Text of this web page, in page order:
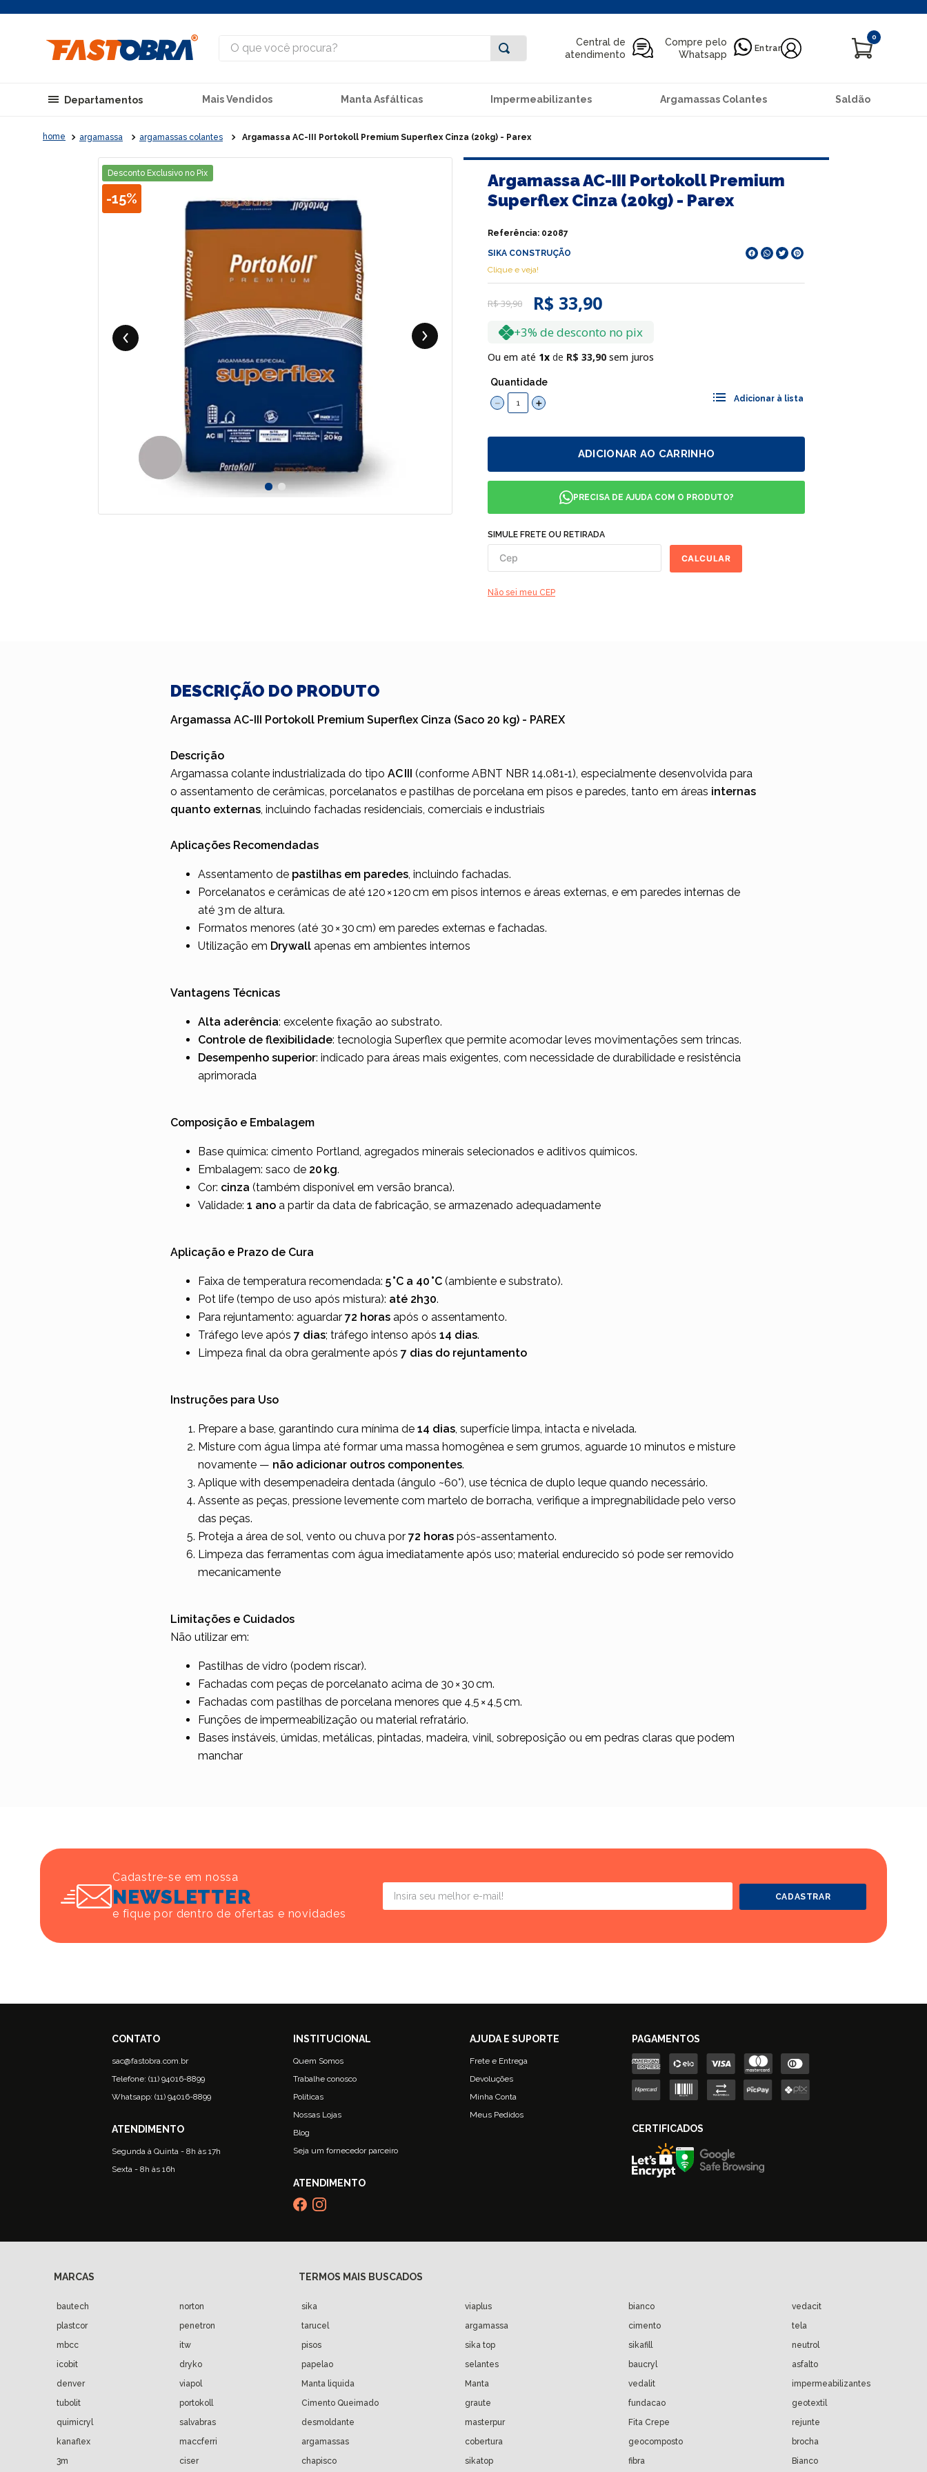
O que você procura?
Central de
atendimento
Compre pelo
Whatsapp
Entrar
0
Departamentos Mais Vendidos Manta Asfálticas Impermeabilizantes Argamassas Colantes Saldão
argamassa argamassas colantes Argamassa AC-III Portokoll Premium Superflex Cinza (20kg) - Parex
Desconto Exclusivo no Pix
-15%
Argamassa AC-III Portokoll Premium
Superflex Cinza (20kg) - Parex
Referência: 02087
SIKA CONSTRUÇÃO
Clique e veja!
R$39,90 R$ 33,90
+3% de desconto no pix
Ou em até 1 R$ 33,90 sem juros
Quantidade
＋
－
ADICIONAR AO CARRINHO
PRECISA DE AJUDA COM O PRODUTO?
SIMULE FRETE OU RETIRADA
CALCULAR
Não sei meu CEP
DESCRIÇÃO DO PRODUTO
Argamassa AC-III Portokoll Premium Superflex Cinza (Saco 20 kg) - PAREX
Descrição
Argamassa colante industrializada do tipo AC III (conforme ABNT NBR 14.081‑1), especialmente desenvolvida para
o assentamento de cerâmicas, porcelanatos e pastilhas de porcelana em pisos e paredes, tanto em áreas internas
quanto externas, incluindo fachadas residenciais, comerciais e industriais
Aplicações Recomendadas
Assentamento de pastilhas em paredes, incluindo fachadas.
Porcelanatos e cerâmicas de até 120 × 120 cm em pisos internos e áreas externas, e em paredes internas de
até 3 m de altura.
Formatos menores (até 30 × 30 cm) em paredes externas e fachadas.
Utilização em Drywall apenas em ambientes internos
Vantagens Técnicas
Alta aderência: excelente fixação ao substrato.
Controle de flexibilidade: tecnologia Superflex que permite acomodar leves movimentações sem trincas.
Desempenho superior: indicado para áreas mais exigentes, com necessidade de durabilidade e resistência
aprimorada
Composição e Embalagem
Base química: cimento Portland, agregados minerais selecionados e aditivos químicos.
Embalagem: saco de 20 kg.
Cor: cinza (também disponível em versão branca).
Validade: 1 ano a partir da data de fabricação, se armazenado adequadamente
Aplicação e Prazo de Cura
Faixa de temperatura recomendada: 5 °C a 40 °C (ambiente e substrato).
Pot life (tempo de uso após mistura): até 2h30.
Para rejuntamento: aguardar 72 horas após o assentamento.
Tráfego leve após 7 dias; tráfego intenso após 14 dias.
Limpeza final da obra geralmente após 7 dias do rejuntamento
Instruções para Uso
Prepare a base, garantindo cura mínima de 14 dias, superfície limpa, intacta e nivelada.
Misture com água limpa até formar uma massa homogênea e sem grumos, aguarde 10 minutos e misture
novamente — não adicionar outros componentes.
Aplique with desempenadeira dentada (ângulo ~60°), use técnica de duplo leque quando necessário.
Assente as peças, pressione levemente com martelo de borracha, verifique a impregnabilidade pelo verso
das peças.
Proteja a área de sol, vento ou chuva por 72 horas pós-assentamento.
Limpeza das ferramentas com água imediatamente após uso; material endurecido só pode ser removido
mecanicamente
Limitações e Cuidados
Não utilizar em:
Pastilhas de vidro (podem riscar).
Fachadas com peças de porcelanato acima de 30 × 30 cm.
Fachadas com pastilhas de porcelana menores que 4,5 × 4,5 cm.
Funções de impermeabilização ou material refratário.
Bases instáveis, úmidas, metálicas, pintadas, madeira, vinil, sobreposição ou em pedras claras que podem
manchar
Cadastre-se em nossa
NEWSLETTER
e fique por dentro de ofertas e novidades
CADASTRAR
sac@fastobra.com.br
Telefone: (11) 94016-8899
Whatsapp: (11) 94016-8899
Segunda à Quinta - 8h às 17h
Sexta - 8h às 16h
Quem Somos
Trabalhe conosco
Políticas
Nossas Lojas
Blog
Seja um fornecedor parceiro
Frete e Entrega
Devoluções
Minha Conta
Meus Pedidos
bautech
norton
plastcor
penetron
mbcc
itw
icobit
dryko
denver
viapol
tubolit
portokoll
quimicryl
salvabras
kanaflex
maccferri
3m
ciser
sika viaplus bianco
vedacit
tarucel
argamassa cimento
tela
pisos
sika top sikafill
neutrol
papelao
selantes baucryl
asfalto
Manta liquida
Manta vedalit
impermeabilizantes
Cimento Queimado
graute fundacao
geotextil
desmoldante
masterpur Fita Crepe
rejunte
argamassas
cobertura geocomposto
brocha
chapisco
sikatop fibra Bianco